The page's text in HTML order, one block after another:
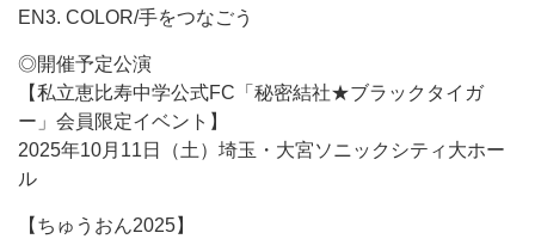
EN3. COLOR/手をつなごう
◎開催予定公演
【私立恵比寿中学公式FC「秘密結社★ブラックタイガ
ー」会員限定イベント】
2025年10月11日（土）埼玉・大宮ソニックシティ大ホー
ル
【ちゅうおん2025】